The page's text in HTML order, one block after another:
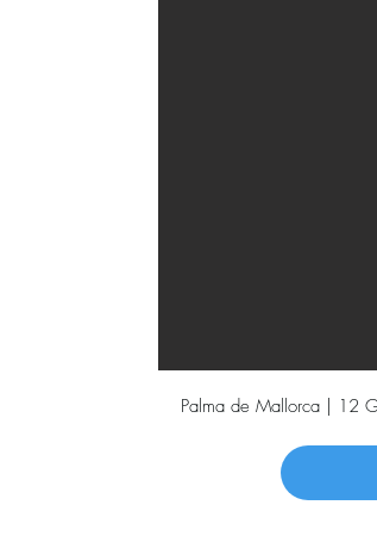
Palma de Mallorca | 12